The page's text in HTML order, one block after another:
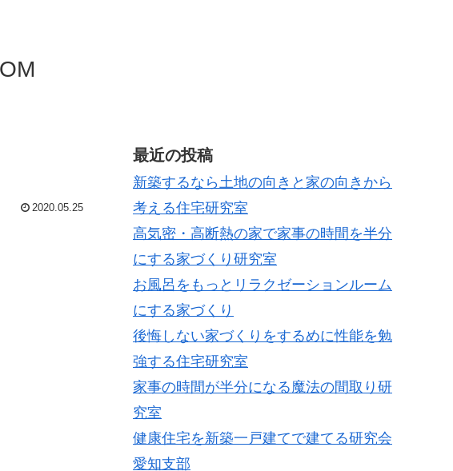
2020.05.25
最近の投稿
新築するなら土地の向きと家の向きから
考える住宅研究室
高気密・高断熱の家で家事の時間を半分
にする家づくり研究室
お風呂をもっとリラクゼーションルーム
にする家づくり
後悔しない家づくりをするめに性能を勉
強する住宅研究室
家事の時間が半分になる魔法の間取り研
究室
健康住宅を新築一戸建てで建てる研究会
愛知支部